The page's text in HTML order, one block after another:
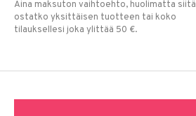
Aina maksuton vaihtoehto, huolimatta siitä
ostatko yksittäisen tuotteen tai koko
tilauksellesi joka ylittää 50 €.